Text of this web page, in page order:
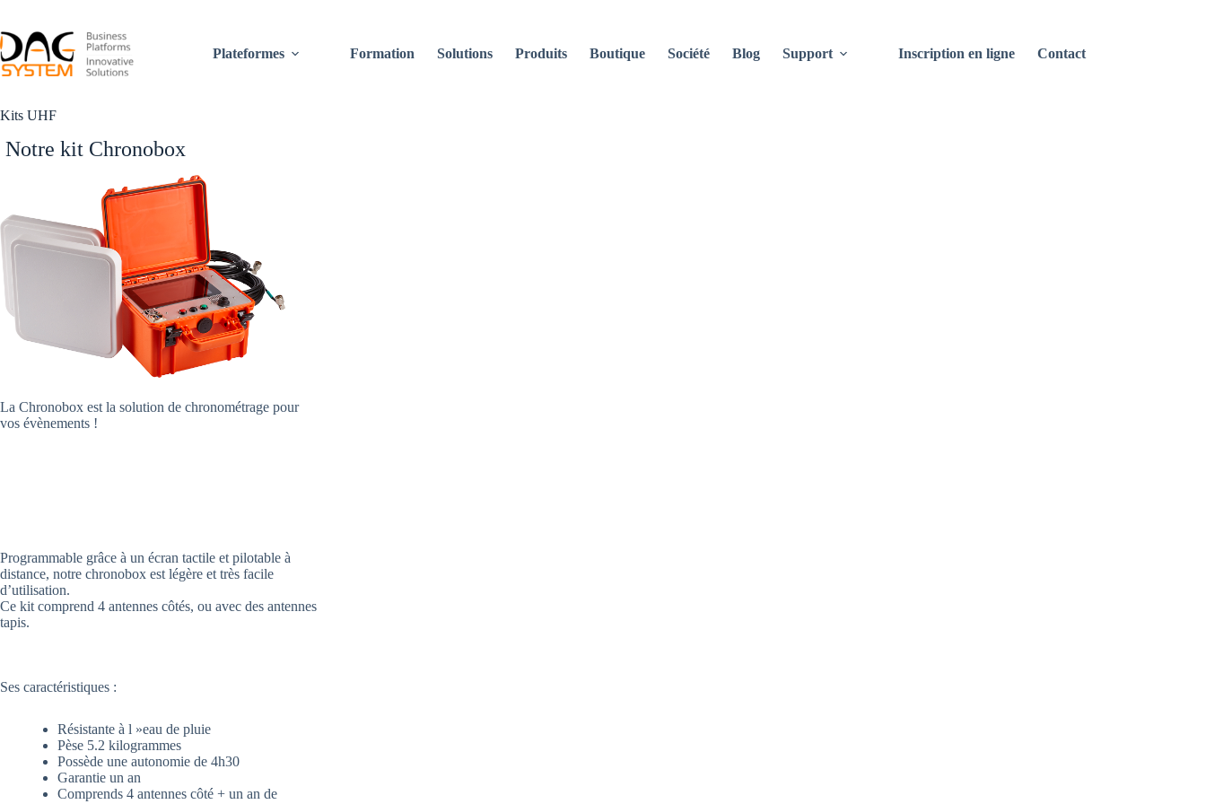
contenu
Plateformes
Formation Solutions Produits Boutique Société Blog Support Inscription en ligne Contact
Kits UHF
Notre kit Chronobox
La Chronobox est la solution de chronométrage pour
vos évènements !
Programmable grâce à un écran tactile et pilotable à
distance, notre chronobox est légère et très facile
d’utilisation.
Ce kit comprend 4 antennes côtés, ou avec des antennes
tapis.
Ses caractéristiques :
Résistante à l »eau de pluie
Pèse 5.2 kilogrammes
Possède une autonomie de 4h30
Garantie un an
Comprends 4 antennes côté + un an de